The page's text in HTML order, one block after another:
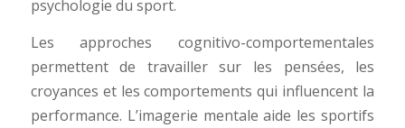
psychologie du sport.
Les approches cognitivo-comportementales
permettent de travailler sur les pensées, les
croyances et les comportements qui influencent la
performance. L’imagerie mentale aide les sportifs